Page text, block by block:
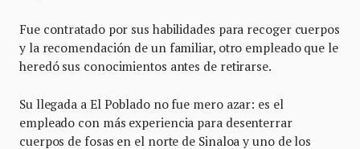
Fue contratado por sus habilidades para recoger cuerpos
y la recomendación de un familiar, otro empleado que le
heredó sus conocimientos antes de retirarse.
Su llegada a El Poblado no fue mero azar: es el
empleado con más experiencia para desenterrar
cuerpos de fosas en el norte de Sinaloa y uno de los